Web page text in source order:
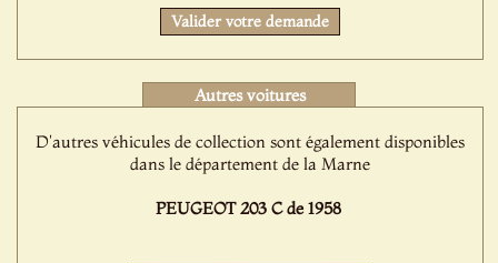
Valider votre demande
Autres voitures
D'autres véhicules de collection sont également disponibles
dans le département de la Marne
PEUGEOT 203 C de 1958